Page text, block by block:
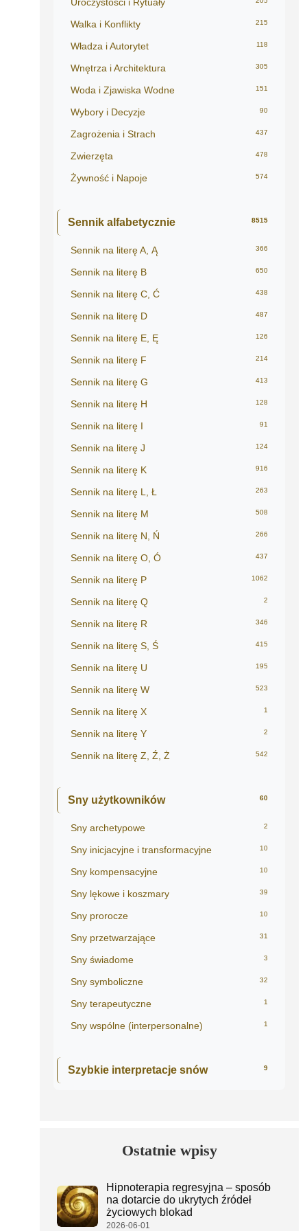
Walka i Konflikty 215
Władza i Autorytet 118
Wnętrza i Architektura 305
Woda i Zjawiska Wodne 151
Wybory i Decyzje 90
Zagrożenia i Strach 437
Zwierzęta 478
Żywność i Napoje 574
Sennik alfabetycznie 8515
Sennik na literę A, Ą 366
Sennik na literę B 650
Sennik na literę C, Ć 438
Sennik na literę D 487
Sennik na literę E, Ę 126
Sennik na literę F 214
Sennik na literę G 413
Sennik na literę H 128
Sennik na literę I 91
Sennik na literę J 124
Sennik na literę K 916
Sennik na literę L, Ł 263
Sennik na literę M 508
Sennik na literę N, Ń 266
Sennik na literę O, Ó 437
Sennik na literę P 1062
Sennik na literę Q 2
Sennik na literę R 346
Sennik na literę S, Ś 415
Sennik na literę U 195
Sennik na literę W 523
Sennik na literę X 1
Sennik na literę Y 2
Sennik na literę Z, Ź, Ż 542
Sny użytkowników 60
Sny archetypowe 2
Sny inicjacyjne i transformacyjne 10
Sny kompensacyjne 10
Sny lękowe i koszmary 39
Sny prorocze 10
Sny przetwarzające 31
Sny świadome 3
Sny symboliczne 32
Sny terapeutyczne 1
Sny wspólne (interpersonalne) 1
Szybkie interpretacje snów 9
Ostatnie wpisy
Hipnoterapia regresyjna – sposób
na dotarcie do ukrytych źródeł
życiowych blokad
2026-06-01